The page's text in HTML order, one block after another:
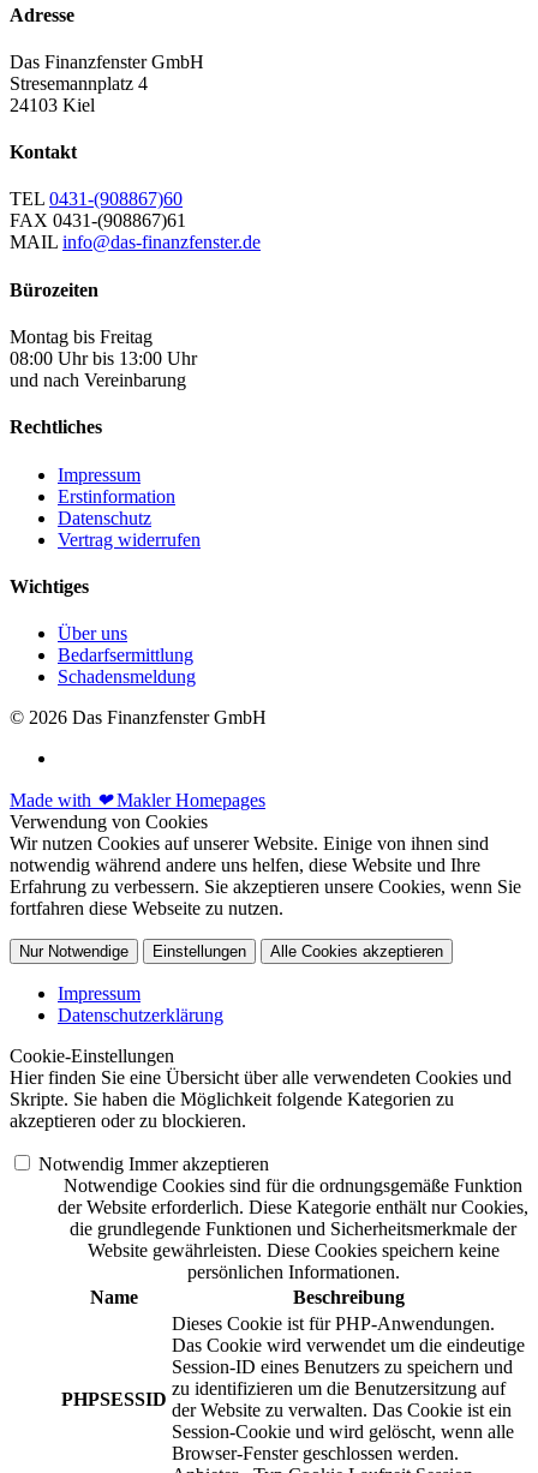
Adresse
Das Finanzfenster GmbH
Stresemannplatz 4
24103 Kiel
Kontakt
TEL 0431-(908867)60
FAX 0431-(908867)61
MAIL info@das-finanzfenster.de
Bürozeiten
Montag bis Freitag
08:00 Uhr bis 13:00 Uhr
und nach Vereinbarung
Rechtliches
Impressum
Erstinformation
Datenschutz
Vertrag widerrufen
Wichtiges
Über uns
Bedarfsermittlung
Schadensmeldung
© 2026 Das Finanzfenster GmbH
Made with ❤Makler Homepages
Verwendung von Cookies
Wir nutzen Cookies auf unserer Website. Einige von ihnen sind
notwendig während andere uns helfen, diese Website und Ihre
Erfahrung zu verbessern. Sie akzeptieren unsere Cookies, wenn Sie
fortfahren diese Webseite zu nutzen.
Nur Notwendige Einstellungen Alle Cookies akzeptieren
Impressum
Datenschutzerklärung
Cookie-Einstellungen
Hier finden Sie eine Übersicht über alle verwendeten Cookies und
Skripte. Sie haben die Möglichkeit folgende Kategorien zu
akzeptieren oder zu blockieren.
Notwendig Immer akzeptieren
Notwendige Cookies sind für die ordnungsgemäße Funktion
der Website erforderlich. Diese Kategorie enthält nur Cookies,
die grundlegende Funktionen und Sicherheitsmerkmale der
Website gewährleisten. Diese Cookies speichern keine
persönlichen Informationen.
Name
Beschreibung
PHPSESSID
Dieses Cookie ist für PHP-Anwendungen.
Das Cookie wird verwendet um die eindeutige
Session-ID eines Benutzers zu speichern und
zu identifizieren um die Benutzersitzung auf
der Website zu verwalten. Das Cookie ist ein
Session-Cookie und wird gelöscht, wenn alle
Browser-Fenster geschlossen werden.